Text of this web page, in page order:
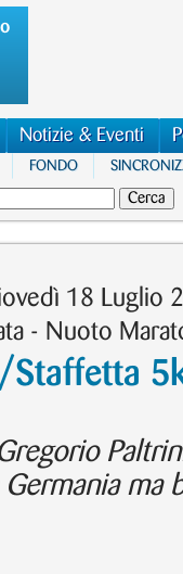
Notizie & Eventi
FONDO
18 Luglio
- Nuoto
Staffetta
ma